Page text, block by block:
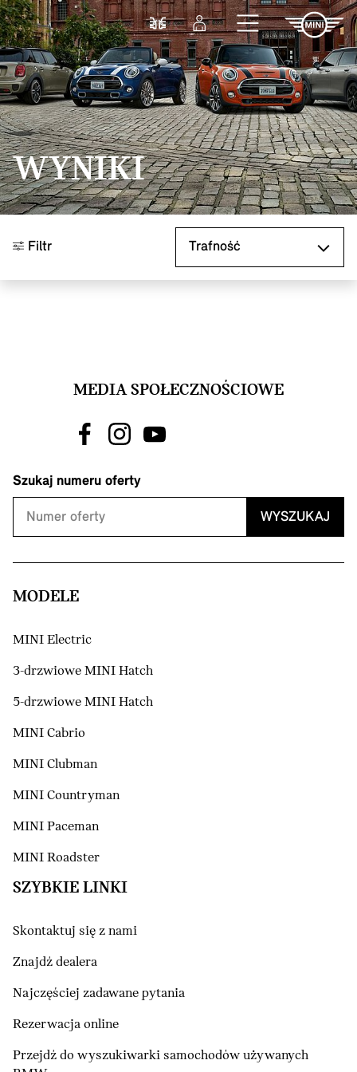
Przejdź do głównej treści
PorównajZaloguj się
WYNIKI
Filtr
MEDIA SPOŁECZNOŚCIOWE
Szukaj numeru oferty
WYSZUKAJ
MODELE
MINI Electric
3-drzwiowe MINI Hatch
5-drzwiowe MINI Hatch
MINI Cabrio
MINI Clubman
MINI Countryman
MINI Paceman
MINI Roadster
SZYBKIE LINKI
Skontaktuj się z nami
Znajdź dealera
Najczęściej zadawane pytania
Rezerwacja online
Przejdź do wyszukiwarki samochodów używanych